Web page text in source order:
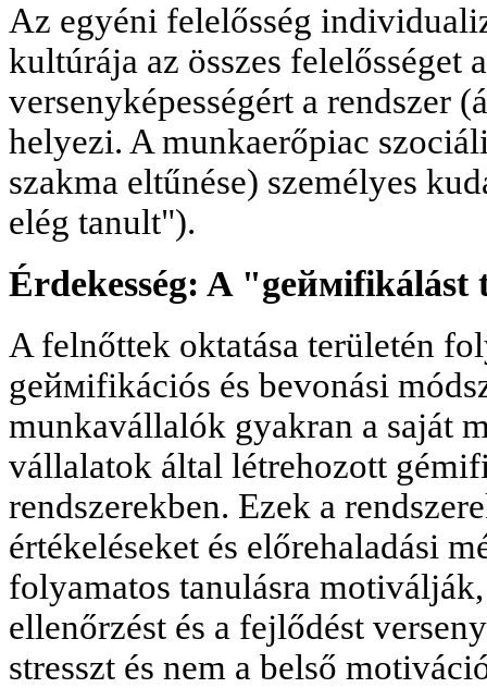
Az egyéni felelősség
kultúrája az összes felelősséget
versenyképességért a rendszer
helyezi. A munkaerőpiac
szakma eltűnése) személyes
elég tanult").
Érdekesség: A
A felnőttek oktatása területén
gеймifikációs és bevonási
munkavállalók gyakran a saját
vállalatok által létrehozott
rendszerekben. Ezek a
értékeléseket és előrehaladási
folyamatos tanulásra
ellenőrzést és a fejlődést
stresszt és nem a belső